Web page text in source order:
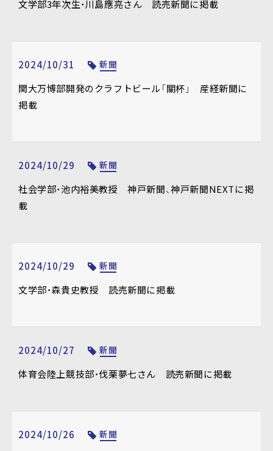
文学部3年次生・川島應亮さん 読売新聞に掲載
2024/10/31 新聞
関大万博部開発のクラフトビール「關杯」 産経新聞に
掲載
2024/10/29 新聞
社会学部・池内裕美教授 神戸新聞、神戸新聞NEXTに掲
載
2024/10/29 新聞
文学部・森貴史教授 読売新聞に掲載
2024/10/27 新聞
体育会陸上競技部・伐栗夢七さん 読売新聞に掲載
2024/10/26 新聞